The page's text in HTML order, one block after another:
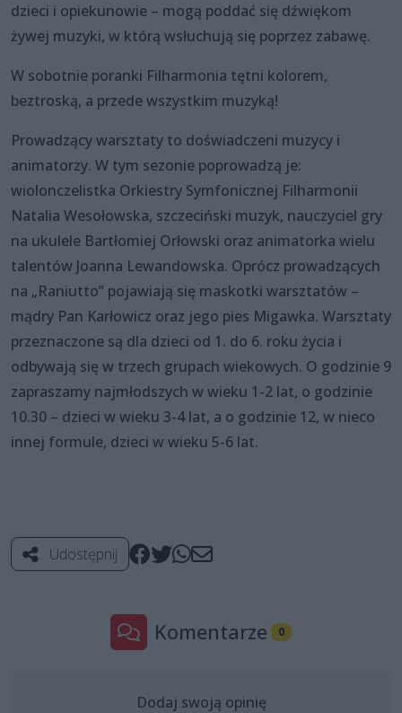
dzieci i opiekunowie – mogą poddać się dźwiękom
żywej muzyki, w którą wsłuchują się poprzez zabawę.
W sobotnie poranki Filharmonia tętni kolorem,
beztroską, a przede wszystkim muzyką!
Prowadzący warsztaty to doświadczeni muzycy i
animatorzy. W tym sezonie poprowadzą je:
wiolonczelistka Orkiestry Symfonicznej Filharmonii
Natalia Wesołowska, szczeciński muzyk, nauczyciel gry
na ukulele Bartłomiej Orłowski oraz animatorka wielu
talentów Joanna Lewandowska. Oprócz prowadzących
na „Raniutto” pojawiają się maskotki warsztatów –
mądry Pan Karłowicz oraz jego pies Migawka. Warsztaty
przeznaczone są dla dzieci od 1. do 6. roku życia i
odbywają się w trzech grupach wiekowych. O godzinie 9
zapraszamy najmłodszych w wieku 1-2 lat, o godzinie
10.30 – dzieci w wieku 3-4 lat, a o godzinie 12, w nieco
innej formule, dzieci w wieku 5-6 lat.
Udostępnij
Komentarze 0
Dodaj swoją opinię